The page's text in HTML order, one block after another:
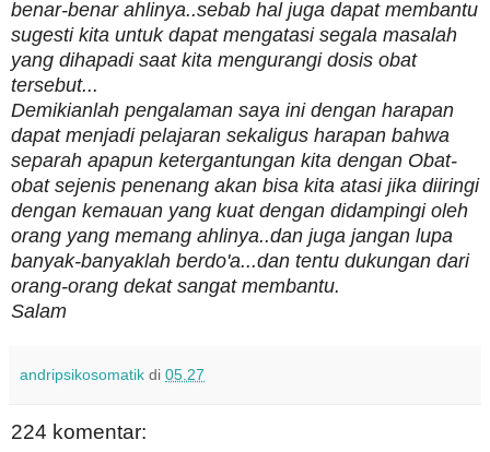
benar-benar ahlinya..sebab hal juga dapat membantu
sugesti kita untuk dapat mengatasi segala masalah
yang dihapadi saat kita mengurangi dosis obat
tersebut...
Demikianlah pengalaman saya ini dengan harapan
dapat menjadi pelajaran sekaligus harapan bahwa
separah apapun ketergantungan kita dengan Obat-
obat sejenis penenang akan bisa kita atasi jika diiringi
dengan kemauan yang kuat dengan didampingi oleh
orang yang memang ahlinya..dan juga jangan lupa
banyak-banyaklah berdo'a...dan tentu dukungan dari
orang-orang dekat sangat membantu.
Salam
andripsikosomatik di 05.27
224 komentar: